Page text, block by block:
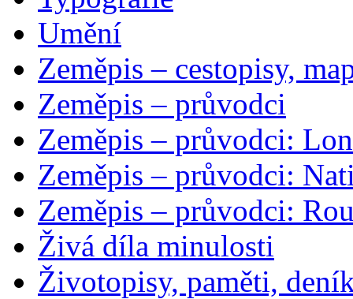
Umění
Zeměpis – cestopisy,
Zeměpis – průvodci
Zeměpis – průvodci:
Zeměpis – průvodci:
Zeměpis – průvodci:
Živá díla minulosti
Životopisy, paměti,